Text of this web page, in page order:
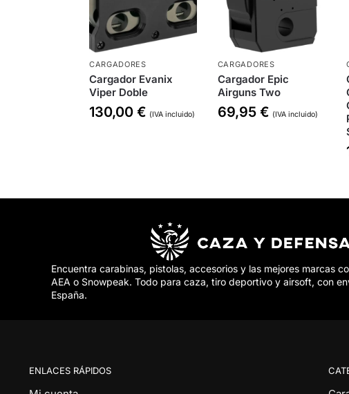
CARGADORES
Cargador Evanix
Viper Doble
130,00 € (IVA incluido)
CARGADORES
Cargador Epic
Airguns Two
69,95 € (IVA incluido)
Encuentra carabinas, pistolas, accesorios y las mejores marcas
AEA o Snowpeak. Todo para caza, tiro deportivo y airsoft, con
España.
ENLACES RÁPIDOS